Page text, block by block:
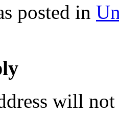
posted in
will